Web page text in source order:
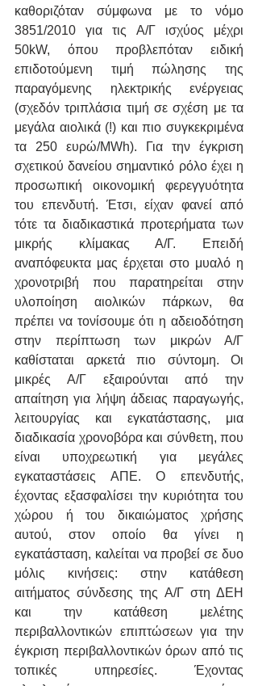
καθοριζόταν σύμφωνα με το νόμο
3851/2010 για τις Α/Γ ισχύος μέχρι
50kW, όπου προβλεπόταν ειδική
επιδοτούμενη τιμή πώλησης της
παραγόμενης ηλεκτρικής ενέργειας
(σχεδόν τριπλάσια τιμή σε σχέση με τα
μεγάλα αιολικά (!) και πιο συγκεκριμένα
τα 250 ευρώ/MWh). Για την έγκριση
σχετικού δανείου σημαντικό ρόλο έχει η
προσωπική οικονομική φερεγγυότητα
του επενδυτή. Έτσι, είχαν φανεί από
τότε τα διαδικαστικά προτερήματα των
μικρής κλίμακας Α/Γ. Επειδή
αναπόφευκτα μας έρχεται στο μυαλό η
χρονοτριβή που παρατηρείται στην
υλοποίηση αιολικών πάρκων, θα
πρέπει να τονίσουμε ότι η αδειοδότηση
στην περίπτωση των μικρών Α/Γ
καθίσταται αρκετά πιο σύντομη. Οι
μικρές Α/Γ εξαιρούνται από την
απαίτηση για λήψη άδειας παραγωγής,
λειτουργίας και εγκατάστασης, μια
διαδικασία χρονοβόρα και σύνθετη, που
είναι υποχρεωτική για μεγάλες
εγκαταστάσεις ΑΠΕ. Ο επενδυτής,
έχοντας εξασφαλίσει την κυριότητα του
χώρου ή του δικαιώματος χρήσης
αυτού, στον οποίο θα γίνει η
εγκατάσταση, καλείται να προβεί σε δυο
μόλις κινήσεις: στην κατάθεση
αιτήματος σύνδεσης της Α/Γ στη ΔΕΗ
και την κατάθεση μελέτης
περιβαλλοντικών επιπτώσεων για την
έγκριση περιβαλλοντικών όρων από τις
τοπικές υπηρεσίες. Έχοντας